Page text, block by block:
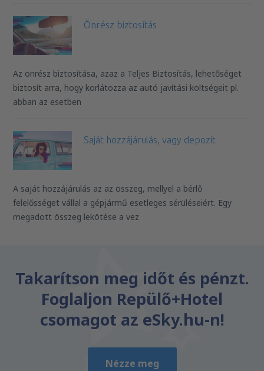
Önrész biztosítás
Az önrész biztosítása, azaz a Teljes Biztosítás, lehetőséget
biztosít arra, hogy korlátozza az autó javítási költségeit pl.
abban az esetben
Saját hozzájárulás, vagy depozit
A saját hozzájárulás az az összeg, mellyel a bérlő
felelősséget vállal a gépjármű esetleges sérüléseiért. Egy
megadott összeg lekötése a vez
Takarítson meg időt és pénzt.
Foglaljon Repülő+Hotel
csomagot az eSky.hu-n!
Nézze meg